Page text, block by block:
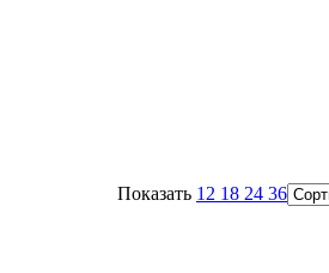
Показать 12 18 24 36